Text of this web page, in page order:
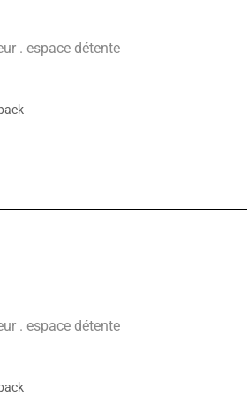
. espace détente
. espace détente